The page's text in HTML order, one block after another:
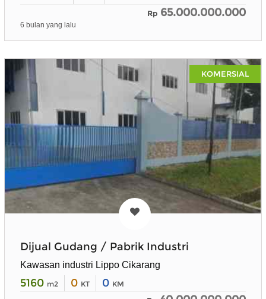
Rp 65.000.000.000
6 bulan yang lalu
KOMERSIAL
Dijual Gudang / Pabrik Industri
Kawasan industri Lippo Cikarang
5160 m2 0 KT 0 KM